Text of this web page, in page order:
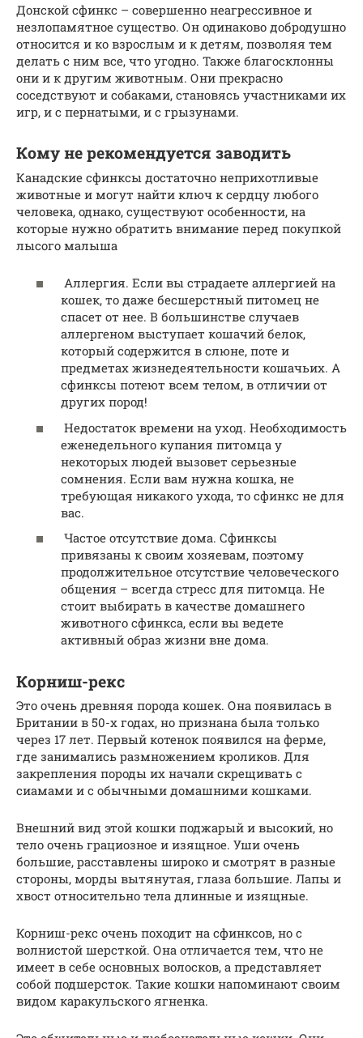
Донской сфинкс – совершенно неагрессивное и
незлопамятное существо. Он одинаково добродушно
относится и ко взрослым и к детям, позволяя тем
делать с ним все, что угодно. Также благосклонны
они и к другим животным. Они прекрасно
соседствуют и собаками, становясь участниками их
игр, и с пернатыми, и с грызунами.
Кому не рекомендуется заводить
Канадские сфинксы достаточно неприхотливые
животные и могут найти ключ к сердцу любого
человека, однако, существуют особенности, на
которые нужно обратить внимание перед покупкой
лысого малыша
Аллергия. Если вы страдаете аллергией на
кошек, то даже бесшерстный питомец не
спасет от нее. В большинстве случаев
аллергеном выступает кошачий белок,
который содержится в слюне, поте и
предметах жизнедеятельности кошачьих. А
сфинксы потеют всем телом, в отличии от
других пород!
Недостаток времени на уход. Необходимость
еженедельного купания питомца у
некоторых людей вызовет серьезные
сомнения. Если вам нужна кошка, не
требующая никакого ухода, то сфинкс не для
вас.
Частое отсутствие дома. Сфинксы
привязаны к своим хозяевам, поэтому
продолжительное отсутствие человеческого
общения – всегда стресс для питомца. Не
стоит выбирать в качестве домашнего
животного сфинкса, если вы ведете
активный образ жизни вне дома.
Корниш-рекс
Это очень древняя порода кошек. Она появилась в
Британии в 50-х годах, но признана была только
через 17 лет. Первый котенок появился на ферме,
где занимались размножением кроликов. Для
закрепления породы их начали скрещивать с
сиамами и с обычными домашними кошками.
Внешний вид этой кошки поджарый и высокий, но
тело очень грациозное и изящное. Уши очень
большие, расставлены широко и смотрят в разные
стороны, морды вытянутая, глаза большие. Лапы и
хвост относительно тела длинные и изящные.
Корниш-рекс очень походит на сфинксов, но с
волнистой шерсткой. Она отличается тем, что не
имеет в себе основных волосков, а представляет
собой подшерсток. Такие кошки напоминают своим
видом каракульского ягненка.